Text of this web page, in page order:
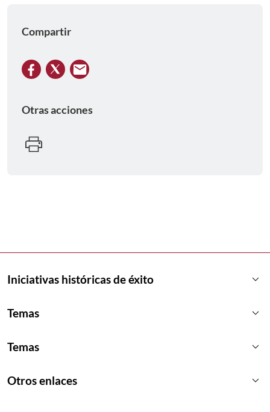
Compartir
Otras acciones
Iniciativas históricas de éxito keyboard_arrow_down
Temas keyboard_arrow_down
Temas keyboard_arrow_down
Otros enlaces keyboard_arrow_down